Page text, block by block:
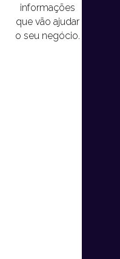
informações
que vão ajudar
o seu negócio.